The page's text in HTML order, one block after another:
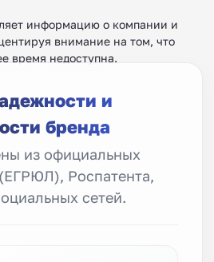
информацию о компании и
внимание на том, что
время недоступна.
и
бренда
из официальных
Роспатента,
сетей.